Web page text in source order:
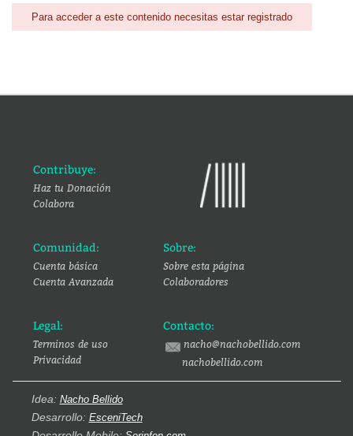
Para acceder a este contenido necesitas estar registrado
Contribuye:
Haz tu Donación
Colabora
Comunidad:
Cuenta básica
Cuenta Avanzada
Sobre:
Sobre esta página
Colaboradores
Legal:
Terminos de uso
Privacidad
Contacto:
nacho@nachobellido.com
nachobellido.com
Idea: Nacho Bellido
Desarrollo: EsceniTech